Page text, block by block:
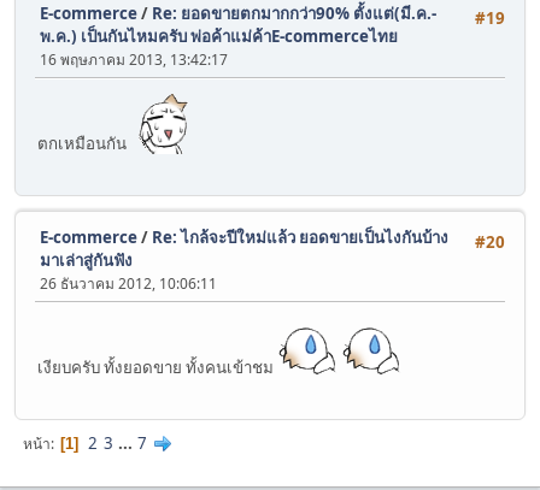
#19
E-commerce/ Re: ยอดขายตกมากกว่า90% ตั้งแต่(มี.ค.-
พ.ค.) เป็นกันไหมครับ พ่อค้าแม่ค้าE-commerceไทย
16 พฤษภาคม 2013, 13:42:17
ตกเหมือนกัน
#20
E-commerce/ Re: ไกล้จะปีใหม่แล้ว ยอดขายเป็นไงกันบ้าง
มาเล่าสู่กันฟัง
26 ธันวาคม 2012, 10:06:11
เงียบครับ ทั้งยอดขาย ทั้งคนเข้าชม
หน้า 1 2 3 ... 7